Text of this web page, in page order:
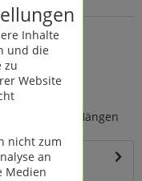
cm
zum Hängen
Inhalte
und die
zu
Website
nicht zum
an
Medien